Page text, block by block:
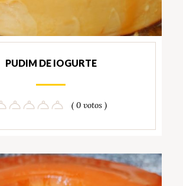
PUDIM DE IOGURTE
( 0 votos )